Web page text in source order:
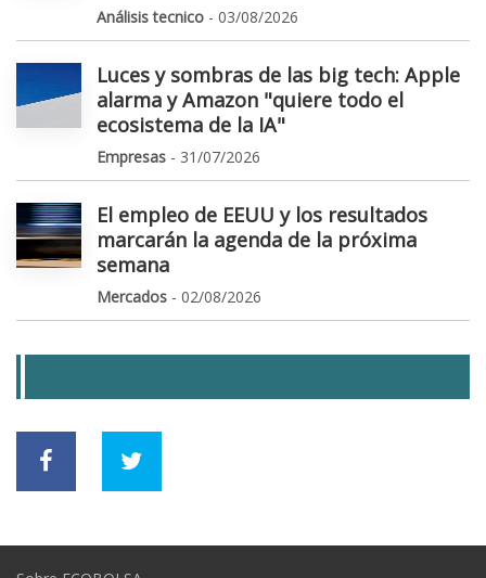
Análisis tecnico - 03/08/2026
Luces y sombras de las big tech: Apple
alarma y Amazon "quiere todo el
ecosistema de la IA"
Empresas - 31/07/2026
El empleo de EEUU y los resultados
marcarán la agenda de la próxima
semana
Mercados - 02/08/2026